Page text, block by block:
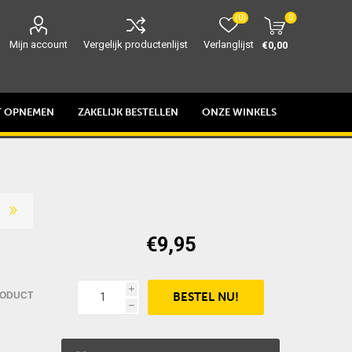
Mijn account Vergelijk productenlijst Verlanglijst
(0) 0
€0,00
OPNEMEN ZAKELIJK BESTELLEN ONZE WINKELS
€9,95
i
h